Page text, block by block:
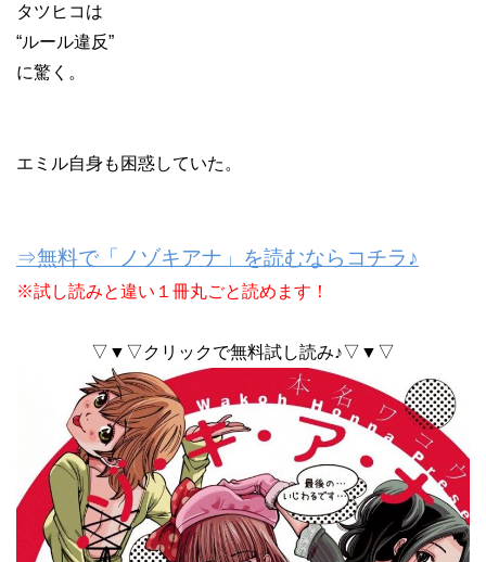
タツヒコは
“ルール違反”
に驚く。
エミル自身も困惑していた。
⇒無料で「ノゾキアナ」を読むならコチラ♪
※試し読みと違い１冊丸ごと読めます！
▽▼▽クリックで無料試し読み♪▽▼▽